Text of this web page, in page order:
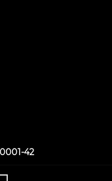
42